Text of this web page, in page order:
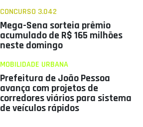
CONCURSO 3.042
Mega-Sena sorteia prêmio
acumulado de R$ 165 milhões
neste domingo
MOBILIDADE URBANA
Prefeitura de João Pessoa
avança com projetos de
corredores viários para sistema
de veículos rápidos